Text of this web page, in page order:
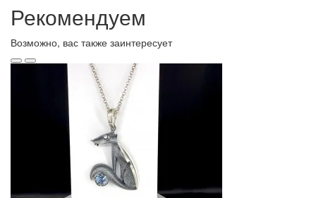
Рекомендуем
Возможно, вас также заинтересует